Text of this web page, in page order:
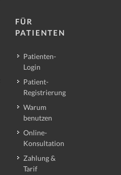
FÜR
PATIENTEN
Patienten-
Login
Patient-
Registrierung
Warum
benutzen
Online-
Konsultation
Zahlung &
Tarif